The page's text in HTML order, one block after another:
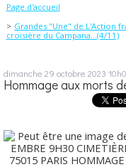
Page d'accueil
Grandes "Une" de L'Action
croisière du Campana...(4/11)
dimanche 29 octobre 2023
Hommage aux morts